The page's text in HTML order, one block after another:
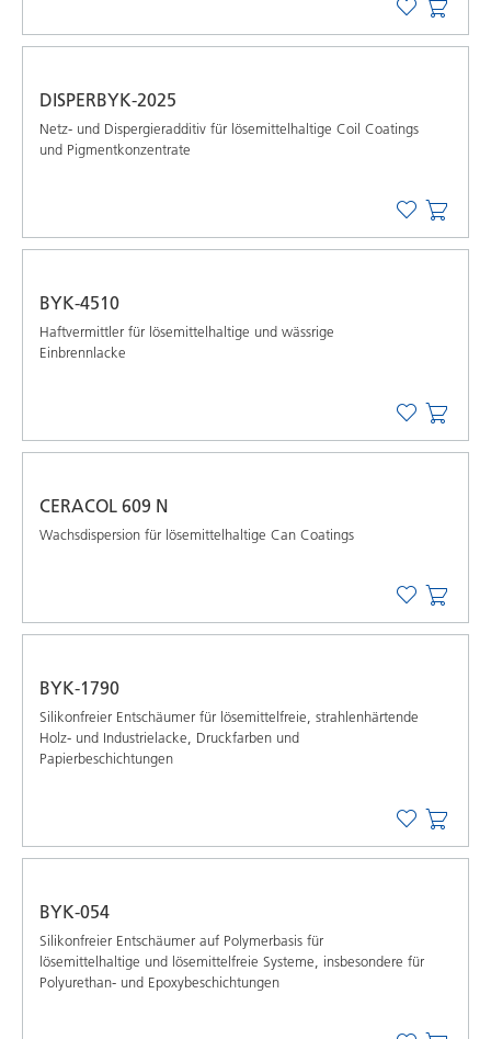
DISPERBYK-2025
Netz- und Dispergieradditiv für lösemittelhaltige Coil Coatings
und Pigmentkonzentrate
BYK-4510
Haftvermittler für lösemittelhaltige und wässrige
Einbrennlacke
CERACOL 609 N
Wachsdispersion für lösemittelhaltige Can Coatings
BYK-1790
Silikonfreier Entschäumer für lösemittelfreie, strahlenhärtende
Holz- und Industrielacke, Druckfarben und
Papierbeschichtungen
BYK-054
Silikonfreier Entschäumer auf Polymerbasis für
lösemittelhaltige und lösemittelfreie Systeme, insbesondere für
Polyurethan- und Epoxybeschichtungen